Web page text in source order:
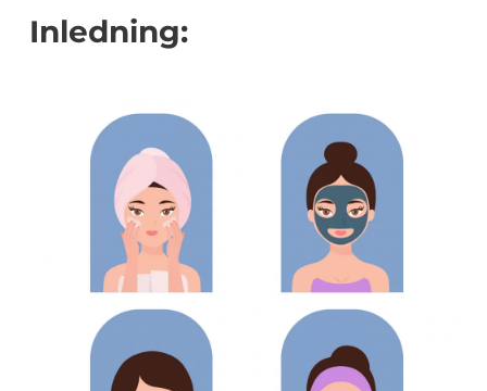
Inledning: